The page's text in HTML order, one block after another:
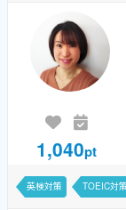
1,040pt
英検対策 TOEIC対策